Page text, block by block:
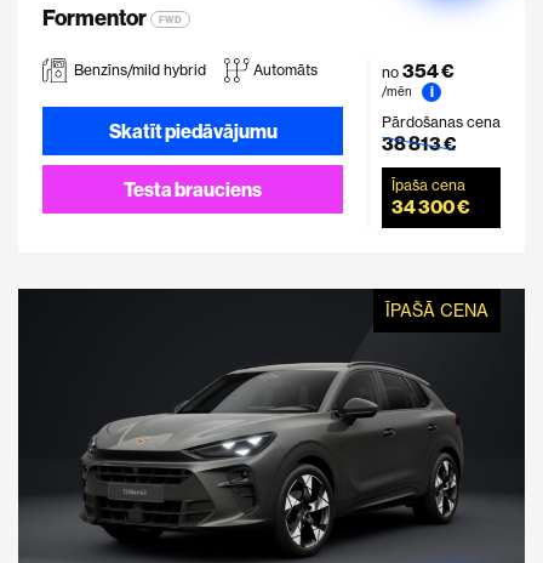
Formentor
FWD
Benzīns/mild hybrid Automāts
Skatīt piedāvājumu
Testa brauciens
no 354 €
/mēn
i
Pārdošanas cena
38 813 €
Īpaša cena
34 300 €
ĪPAŠĀ CENA